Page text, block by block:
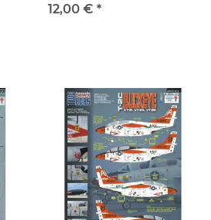
12,00 € *